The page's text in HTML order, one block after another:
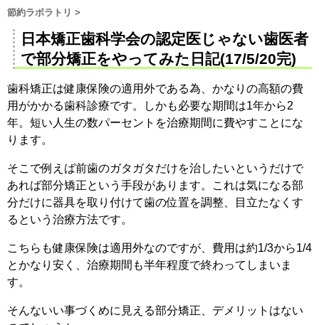
節約ラボラトリ >
日本矯正歯科学会の認定医じゃない歯医者
で部分矯正をやってみた日記(17/5/20完)
歯科矯正は健康保険の適用外である為、かなりの高額の費
用がかかる歯科診療です。しかも必要な期間は1年から2
年。短い人生の数パーセントを治療期間に費やすことにな
ります。
そこで例えば前歯のガタガタだけを治したいというだけで
あれば部分矯正という手段があります。これは気になる部
分だけに器具を取り付けて歯の位置を調整、目立たなくす
るという治療方法です。
こちらも健康保険は適用外なのですが、費用は約1/3から1/4
とかなり安く、治療期間も半年程度で終わってしまいま
す。
そんないい事づくめに見える部分矯正、デメリットはない